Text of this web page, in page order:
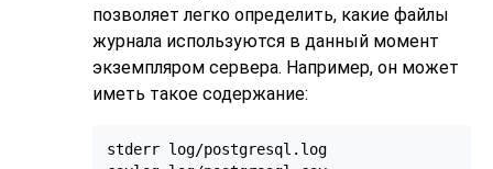
позволяет легко определить, какие файлы
журнала используются в данный момент
экземпляром сервера. Например, он может
иметь такое содержание:
stderr log/postgresql.log